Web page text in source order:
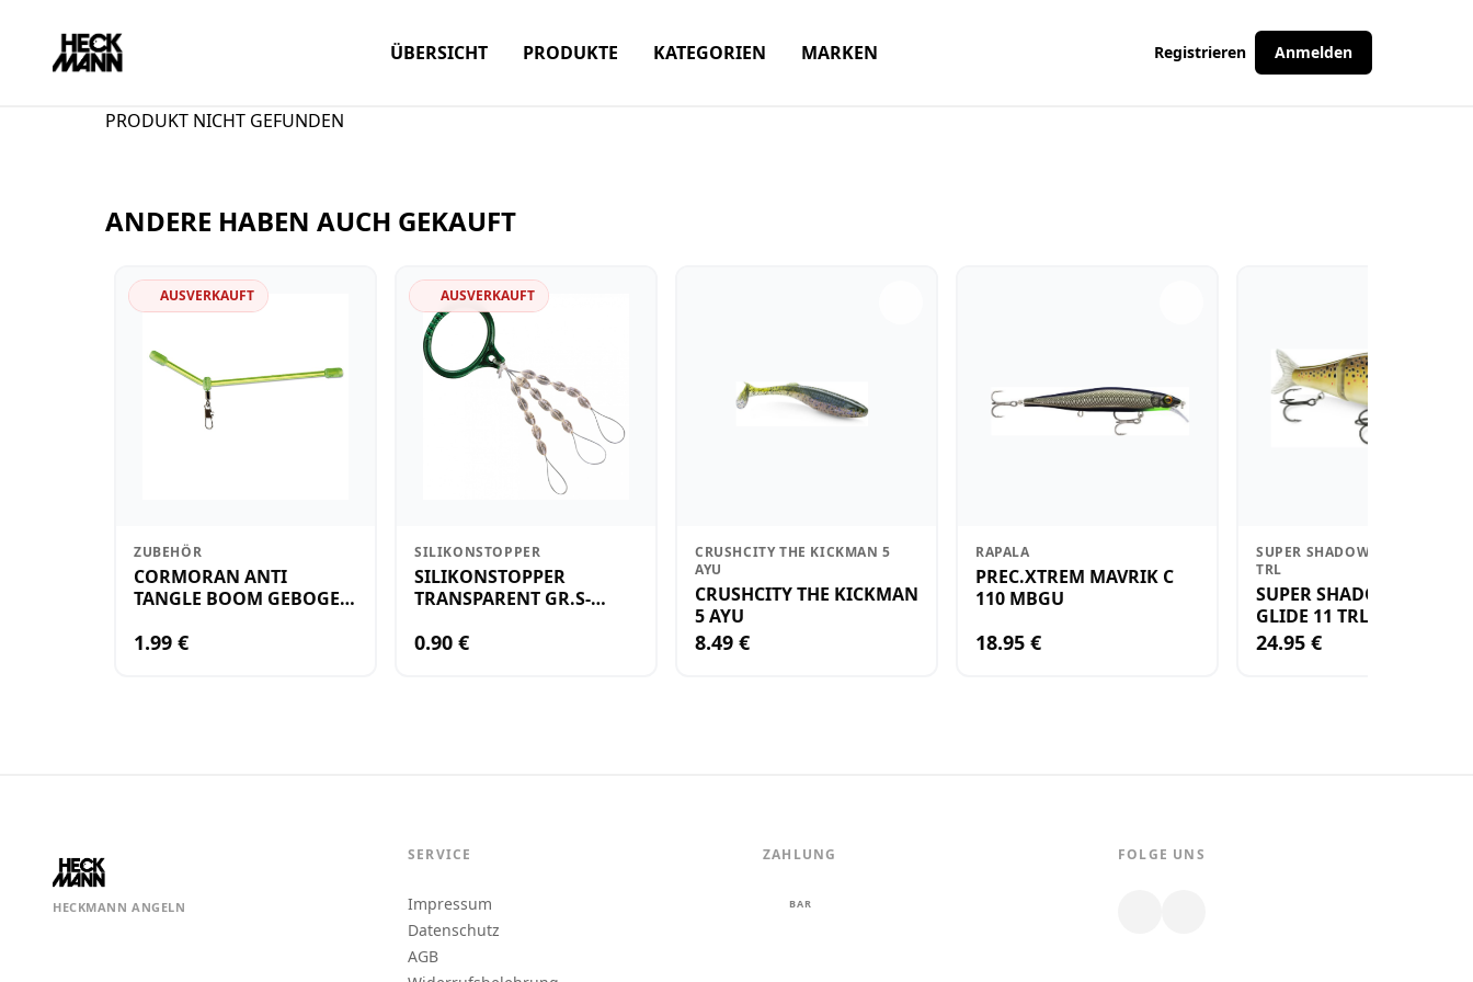
ÜBERSICHT PRODUKTE KATEGORIEN MARKEN Registrieren Anmelden
PRODUKT NICHT GEFUNDEN
ANDERE HABEN AUCH GEKAUFT
AUSVERKAUFT
ZUBEHÖR
CORMORAN ANTI
TANGLE BOOM GEBOGEN
1.99 €
AUSVERKAUFT
SILIKONSTOPPER
SILIKONSTOPPER
TRANSPARENT GR.S-
0.90 €
CRUSHCITY THE KICKMAN 5
AYU
CRUSHCITY THE KICKMAN
5 AYU
8.49 €
RAPALA
PREC.XTREM MAVRIK C
110 MBGU
18.95 €
SUPER SHADOW RAP GLIDE 11
TRL
SUPER SHADOW RAP
GLIDE 11 TRL
24.95 €
HECKMANN ANGELN
SERVICE
Impressum
Datenschutz
AGB
ZAHLUNG
BAR
FOLGE UNS